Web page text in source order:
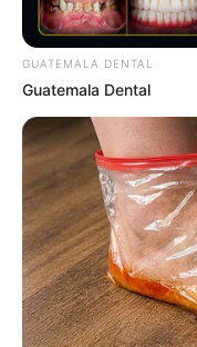
12 สถานที่ เที่ยวไทยรับ
19 ธ.ค. 2019
GUATEMALA DENTAL
Guatemala Dental